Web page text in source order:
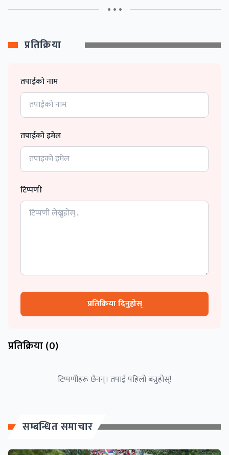
• • •
प्रतिक्रिया
तपाईको नाम
तपाईको इमेल
टिप्पणी
प्रतिक्रिया दिनुहोस्
प्रतिक्रिया (0)
टिप्पणीहरू छैनन्। तपाईं पहिलो बन्नुहोस्!
सम्बन्धित समाचार